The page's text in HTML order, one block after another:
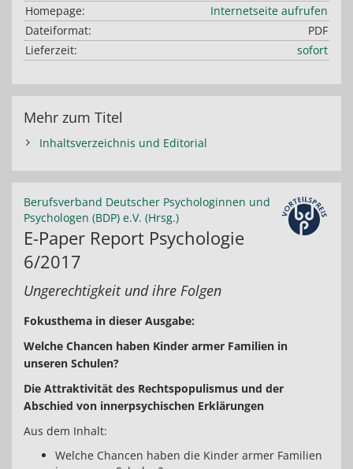
Homepage:
Internetseite aufrufen
Dateiformat:
PDF
Lieferzeit:
sofort
Mehr zum Titel
Inhaltsverzeichnis und Editorial
Berufsverband Deutscher Psychologinnen und
Psychologen (BDP) e.V. (Hrsg.)
E-Paper Report Psychologie
6/2017
Ungerechtigkeit und ihre Folgen
Fokusthema in dieser Ausgabe:
Welche Chancen haben Kinder armer Familien in
unseren Schulen?
Die Attraktivität des Rechtspopulismus und der
Abschied von innerpsychischen Erklärungen
Aus dem Inhalt:
Welche Chancen haben die Kinder armer Familien